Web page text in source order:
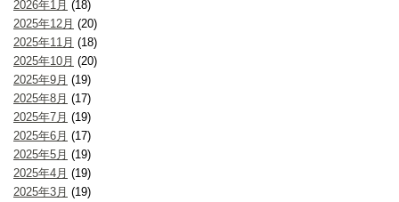
2026年1月 (18)
2025年12月 (20)
2025年11月 (18)
2025年10月 (20)
2025年9月 (19)
2025年8月 (17)
2025年7月 (19)
2025年6月 (17)
2025年5月 (19)
2025年4月 (19)
2025年3月 (19)